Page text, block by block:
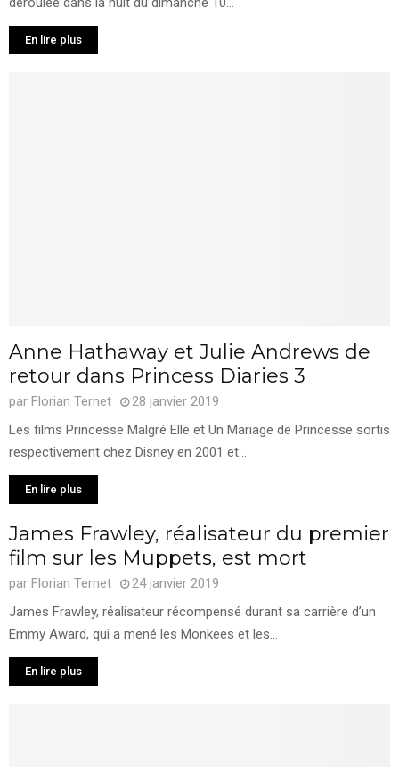
En lire plus
Anne Hathaway et Julie Andrews de
retour dans Princess Diaries 3
par Florian Ternet
28 janvier 2019
Les films Princesse Malgré Elle et Un Mariage de Princesse sortis
respectivement chez Disney en 2001 et...
En lire plus
James Frawley, réalisateur du premier
film sur les Muppets, est mort
par Florian Ternet
24 janvier 2019
James Frawley, réalisateur récompensé durant sa carrière d’un
Emmy Award, qui a mené les Monkees et les...
En lire plus